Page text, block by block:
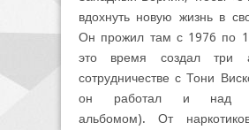
вдохнуть новую жизнь в
Он прожил там с 1976 по
это время создал три
сотрудничестве с Тони
он работал и над
альбомом). От